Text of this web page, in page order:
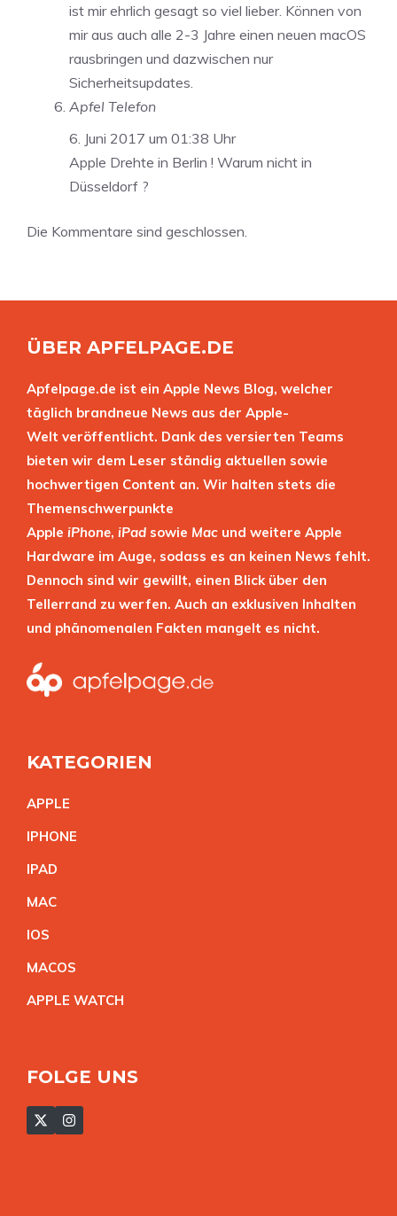
ist mir ehrlich gesagt so viel lieber. Können von
mir aus auch alle 2-3 Jahre einen neuen macOS
rausbringen und dazwischen nur
Sicherheitsupdates.
Apfel Telefon
6. Juni 2017 um 01:38 Uhr
Apple Drehte in Berlin ! Warum nicht in
Düsseldorf ?
Die Kommentare sind geschlossen.
ÜBER APFELPAGE.DE
Apfelpage.de ist ein Apple News Blog, welcher
täglich brandneue News aus der Apple-
Welt veröffentlicht. Dank des versierten Teams
bieten wir dem Leser ständig aktuellen sowie
hochwertigen Content an. Wir halten stets die
Themenschwerpunkte
Apple iPhone, iPad sowie Mac und weitere Apple
Hardware im Auge, sodass es an keinen News fehlt.
Dennoch sind wir gewillt, einen Blick über den
Tellerrand zu werfen. Auch an exklusiven Inhalten
und phänomenalen Fakten mangelt es nicht.
KATEGORIEN
APPLE
IPHONE
IPAD
MAC
IOS
MACOS
APPLE WATCH
FOLGE UNS